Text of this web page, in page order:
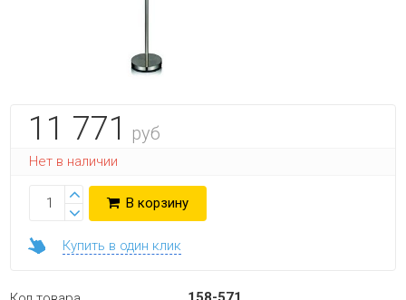
11 771 руб
Нет в наличии
В корзину
Купить в один клик